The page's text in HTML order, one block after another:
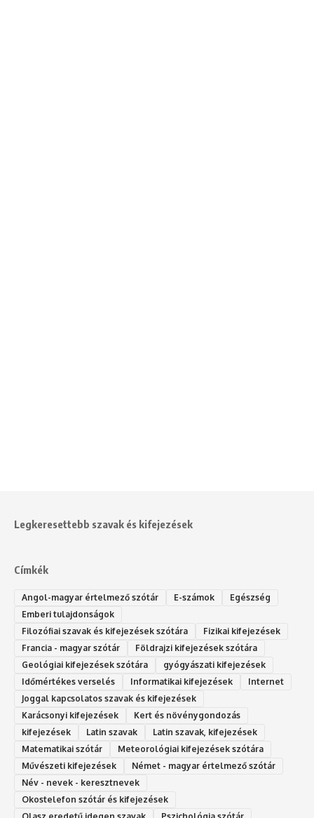
Legkeresettebb szavak és kifejezések
Címkék
Angol-magyar értelmező szótár E-számok
Egészség
Emberi tulajdonságok
Filozófiai szavak és kifejezések szótára
Fizikai kifejezések
Francia - magyar szótár
Földrajzi kifejezések szótára
Geológiai kifejezések szótára
gyógyászati kifejezések
Időmértékes verselés
Informatikai kifejezések
Internet
Joggal kapcsolatos szavak és kifejezések
Karácsonyi kifejezések
Kert és növénygondozás
kifejezések
Latin szavak
Latin szavak, kifejezések
Matematikai szótár
Meteorológiai kifejezések szótára
Művészeti kifejezések
Német - magyar értelmező szótár
Név - nevek - keresztnevek
Okostelefon szótár és kifejezések